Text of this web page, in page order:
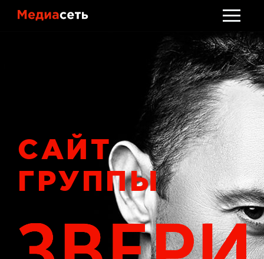
САЙТ
ГРУППЫ